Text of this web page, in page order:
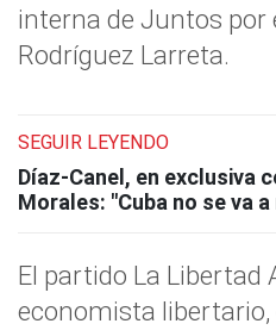
interna de Juntos por
Rodríguez Larreta.
SEGUIR LEYENDO
Díaz-Canel, en exclusiva
Morales: "Cuba no se va
El partido La Libertad
economista libertario,